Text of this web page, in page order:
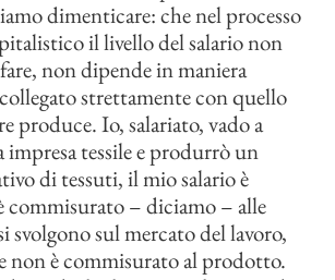
dimenticare: che nel processo
il livello del salario non
non dipende in maniera
strettamente con quello
produce. Io, salariato, vado a
impresa tessile e produrrò un
di tessuti, il mio salario è
commisurato – diciamo – alle
svolgono sul mercato del lavoro,
non è commisurato al prodotto.